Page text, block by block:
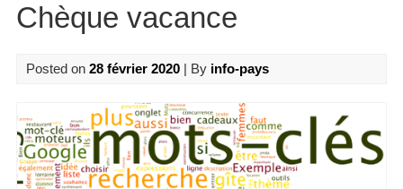
Chèque vacance
Posted on 28 février 2020| By info-pays